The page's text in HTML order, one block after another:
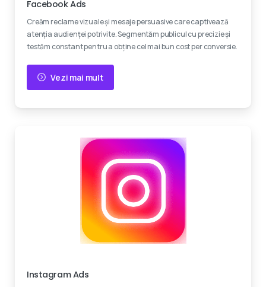
Facebook Ads
Creăm reclame vizuale și mesaje persuasive care captivează
atenția audienței potrivite. Segmentăm publicul cu precizie și
testăm constant pentru a obține cel mai bun cost per conversie.
Vezi mai mult
Instagram Ads